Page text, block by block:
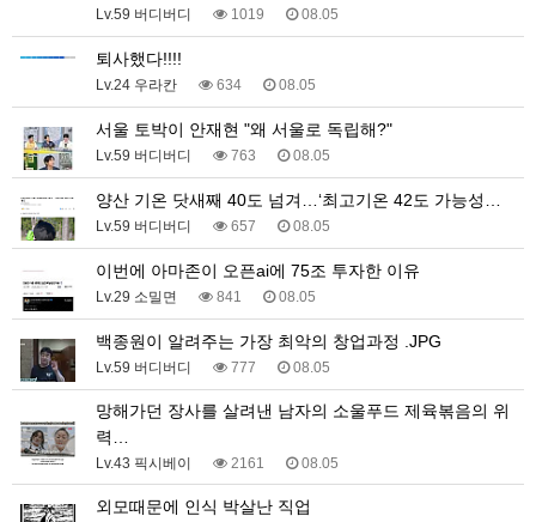
Lv.59 버디버디 1019 08.05
퇴사했다!!!!
Lv.24 우라칸 634 08.05
서울 토박이 안재현 "왜 서울로 독립해?"
Lv.59 버디버디 763 08.05
양산 기온 닷새째 40도 넘겨…‘최고기온 42도 가능성…
Lv.59 버디버디 657 08.05
이번에 아마존이 오픈ai에 75조 투자한 이유
Lv.29 소밀면 841 08.05
백종원이 알려주는 가장 최악의 창업과정 .JPG
Lv.59 버디버디 777 08.05
망해가던 장사를 살려낸 남자의 소울푸드 제육볶음의 위
력…
Lv.43 픽시베이 2161 08.05
외모때문에 인식 박살난 직업